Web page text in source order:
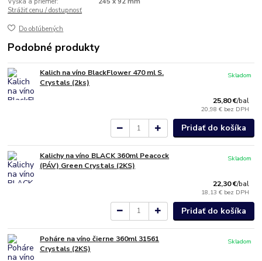
Strážiť cenu / dostupnosť
Do obľúbených
Podobné produkty
Kalich na víno BlackFlower 470 ml S.
Crystals (2ks)
25,80 €/bal
20,98 € bez DPH
Skladom
Pridať do košíka
Kalichy na víno BLACK 360ml Peacock
(PÁV) Green Crystals (2KS)
22,30 €/bal
18,13 € bez DPH
Skladom
Pridať do košíka
Poháre na víno čierne 360ml 31561
Crystals (2KS)
Skladom